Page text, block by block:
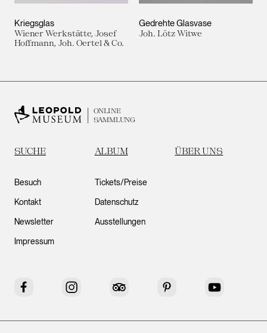
Kriegsglas
Wiener Werkstätte, Josef
Hoffmann, Joh. Oertel & Co.
Gedrehte Glasvase
Joh. Lötz Witwe
ONLINE
SAMMLUNG
SUCHE ALBUM ÜBER UNS
Besuch
Kontakt
Newsletter
Impressum
Tickets/Preise
Datenschutz
Ausstellungen
Facebook Instagram Tripadvisor Pinterest YouTube